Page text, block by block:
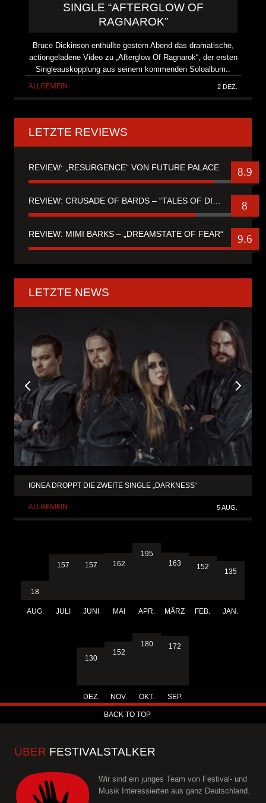
SINGLE “AFTERGLOW OF
RAGNAROK”
Bruce Dickinson enthüllte gestern Abend das dramatische,
actiongeladene Video zu „Afterglow Of Ragnarok“, der ersten
Singleauskopplung aus seinem kommenden Soloalbum..
ALLGEMEIN 2 DEZ.
LETZTE REVIEWS
REVIEW: „RESURGENCE“ VON FUTURE PALACE 8.9
8
REVIEW: MIMI BARKS – „DREAMSTATE OF FEAR“ 9.6
LETZTE NEWS
IGNEA DROPPT DIE ZWEITE SINGLE „DARKNESS“
ALLGEMEIN 5 AUG.
18
AUG.
157
JULI
157
JUNI
162
MAI
195
APR.
163
MÄRZ
152
FEB.
135
JAN.
130
DEZ.
152
NOV.
180
OKT.
172
SEP.
BACK TO TOP
ÜBER FESTIVALSTALKER
Wir sind ein junges Team von Festival- und
Musik Interessierten aus ganz Deutschland.